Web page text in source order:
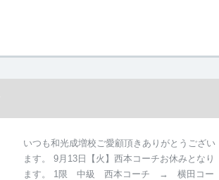
いつも和光成増校ご愛顧頂きありがとうござい
ます。 9月13日【火】西本コーチお休みとなり
ます。 1限 中級 西本コーチ → 横田コー